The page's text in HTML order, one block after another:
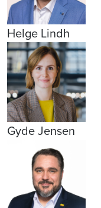
Helge Lindh
Gyde Jensen